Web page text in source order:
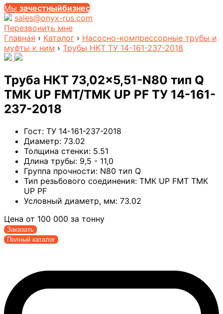
Мы зачестныйбизнес
sales@onyx-rus.com
Перезвонить мне
Главная › Каталог › Насосно-компрессорные трубы и
муфты к ним › Трубы НКТ ТУ 14-161-237-2018
Труба НКТ 73,02×5,51-N80 тип Q
ТМК UP FMT/ТМК UP PF ТУ 14-161-
237-2018
Гост: ТУ 14-161-237-2018
Диаметр: 73.02
Толщина стенки: 5.51
Длина трубы: 9,5 - 11,0
Группа прочности: N80 тип Q
Тип резьбового соединения: ТМК UP FMT ТМК
UP PF
Условный диаметр, мм: 73.02
Цена от 100 000 за тонну
Заказать
Полный каталог